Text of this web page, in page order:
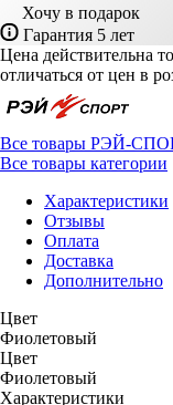
Хочу в подарок
Гарантия 5 лет
Цена действительна
отличаться от цен в
Все товары РЭЙ-
Все товары категории
Характеристики
Отзывы
Оплата
Доставка
Дополнительно
Цвет
Фиолетовый
Цвет
Фиолетовый
Характеристики